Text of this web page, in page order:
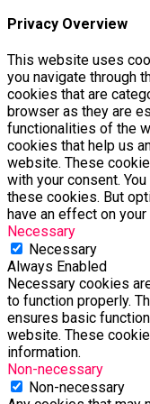
Privacy Overview
This website uses
you navigate through
cookies that are
browser as they are
functionalities of the
cookies that help us
website. These
with your consent.
these cookies. But
have an effect on
Necessary
Necessary
Always Enabled
Necessary cookies
to function properly.
ensures basic
website. These
information.
Non-necessary
Non-necessary